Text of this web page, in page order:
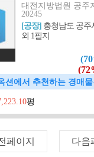
대전지방법원 공주
20245
[공장] 충청남도 공주
외 1필지
션에서 추천하는 경매
평
페이지 다음